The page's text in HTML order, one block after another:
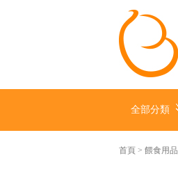
全部分類
首頁 > 餵食用品